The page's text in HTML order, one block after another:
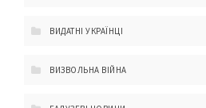
ВИДАТНІ УКРАЇНЦІ
ВИЗВОЛЬНА ВІЙНА